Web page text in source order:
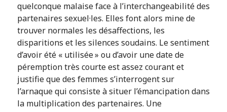
quelconque malaise face à l’interchangeabilité des
partenaires sexuel·les. Elles font alors mine de
trouver normales les désaffections, les
disparitions et les silences soudains. Le sentiment
d’avoir été « utilisée » ou d’avoir une date de
péremption très courte est assez courant et
justifie que des femmes s’interrogent sur
l’arnaque qui consiste à situer l’émancipation dans
la multiplication des partenaires. Une